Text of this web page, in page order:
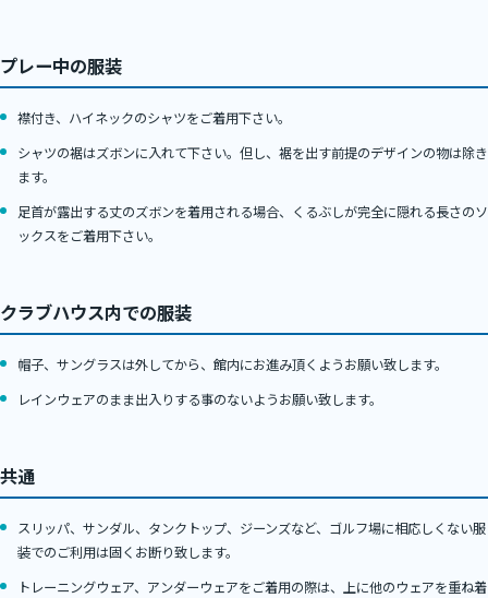
プレー中の服装
襟付き、ハイネックのシャツをご着用下さい。
シャツの裾はズボンに入れて下さい。但し、裾を出す前提のデザインの物は除き
ます。
足首が露出する丈のズボンを着用される場合、くるぶしが完全に隠れる長さのソ
ックスをご着用下さい。
クラブハウス内での服装
帽子、サングラスは外してから、館内にお進み頂くようお願い致します。
レインウェアのまま出入りする事のないようお願い致します。
共通
スリッパ、サンダル、タンクトップ、ジーンズなど、ゴルフ場に相応しくない服
装でのご利用は固くお断り致します。
トレーニングウェア、アンダーウェアをご着用の際は、上に他のウェアを重ね着